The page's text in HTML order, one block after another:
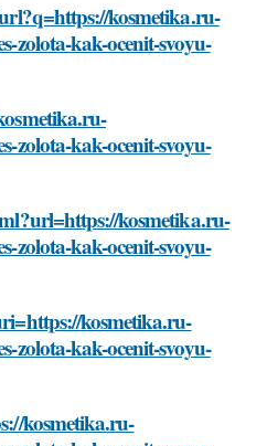
kosmetika.ru-
zolota-kak-ocenit-svoyu-
zolota-kak-ocenit-svoyu-
kosmetika.ru-
zolota-kak-ocenit-svoyu-
kosmetika.ru-
zolota-kak-ocenit-svoyu-
kosmetika.ru-